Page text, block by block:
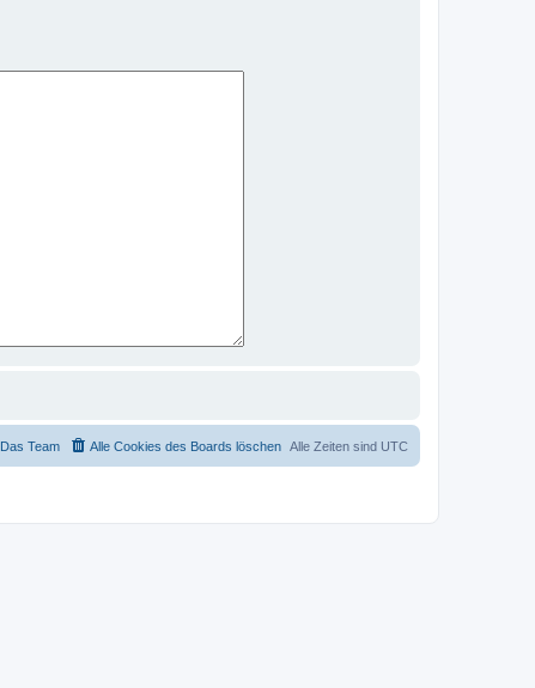
Alle Zeiten sind UTC
Alle Cookies des Boards löschen
Das Team